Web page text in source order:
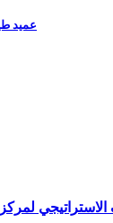
عميد
لمركز